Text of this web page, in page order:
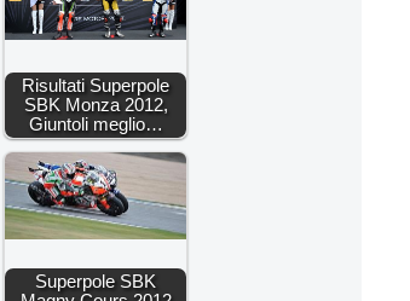
Risultati Superpole
SBK Monza 2012,
Giuntoli meglio…
Superpole SBK